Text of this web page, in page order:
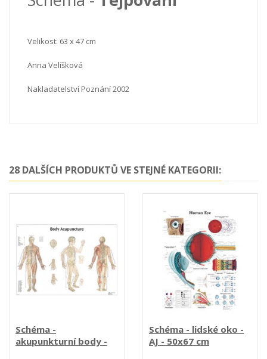
Velikost: 63 x 47 cm
Anna Velíšková
Nakladatelství Poznání 2002
28 DALŠÍCH PRODUKTŮ VE STEJNÉ KATEGORII:
Schéma -
akupunkturní body -
Schéma - lidské oko -
AJ - 50x67 cm